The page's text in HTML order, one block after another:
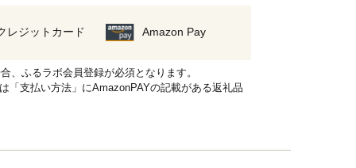
レジットカード Amazon Pay
、ふるラボ会員登録が必須となります。
「支払い方法」にAmazonPAYの記載がある返礼品